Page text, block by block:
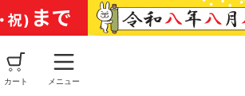
カート メニュー